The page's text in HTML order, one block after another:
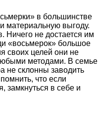
в большинстве
материальную выгоду.
Ничего не достается им
«восьмерок» большое
своих целей они не
методами. В семье
не склонны заводить
что если
замкнуться в себе и